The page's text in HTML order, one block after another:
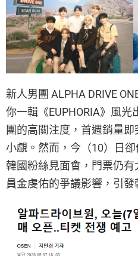
新人男團 ALPHA DRIVE
你一輯《EUPHORIA》風光
團的高關注度，首週銷量
小覷。然而，今（10）日
韓國粉絲見面會，門票仍
員金虔佑的爭議影響，引發